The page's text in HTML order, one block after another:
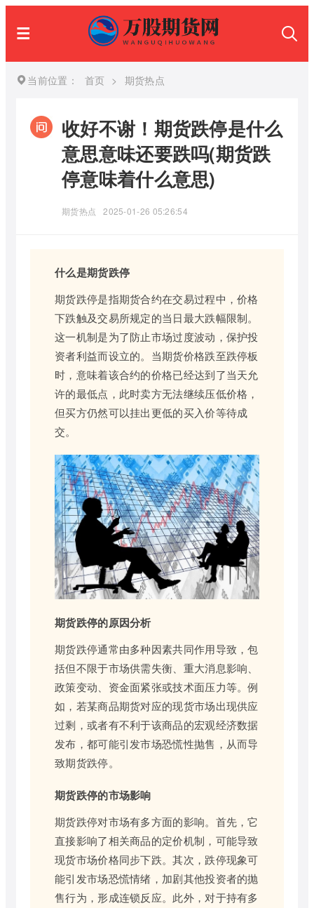
当前位置： 首页 > 期货热点
收好不谢！期货跌停是什么
意思意味还要跌吗(期货跌
停意味着什么意思)
期货热点 2025-01-26 05:26:54
什么是期货跌停
期货跌停是指期货合约在交易过程中，价格
下跌触及交易所规定的当日最大跌幅限制。
这一机制是为了防止市场过度波动，保护投
资者利益而设立的。当期货价格跌至跌停板
时，意味着该合约的价格已经达到了当天允
许的最低点，此时卖方无法继续压低价格，
但买方仍然可以挂出更低的买入价等待成
交。
期货跌停的原因分析
期货跌停通常由多种因素共同作用导致，包
括但不限于市场供需失衡、重大消息影响、
政策变动、资金面紧张或技术面压力等。例
如，若某商品期货对应的现货市场出现供应
过剩，或者有不利于该商品的宏观经济数据
发布，都可能引发市场恐慌性抛售，从而导
致期货跌停。
期货跌停的市场影响
期货跌停对市场有多方面的影响。首先，它
直接影响了相关商品的定价机制，可能导致
现货市场价格同步下跌。其次，跌停现象可
能引发市场恐慌情绪，加剧其他投资者的抛
售行为，形成连锁反应。此外，对于持有多